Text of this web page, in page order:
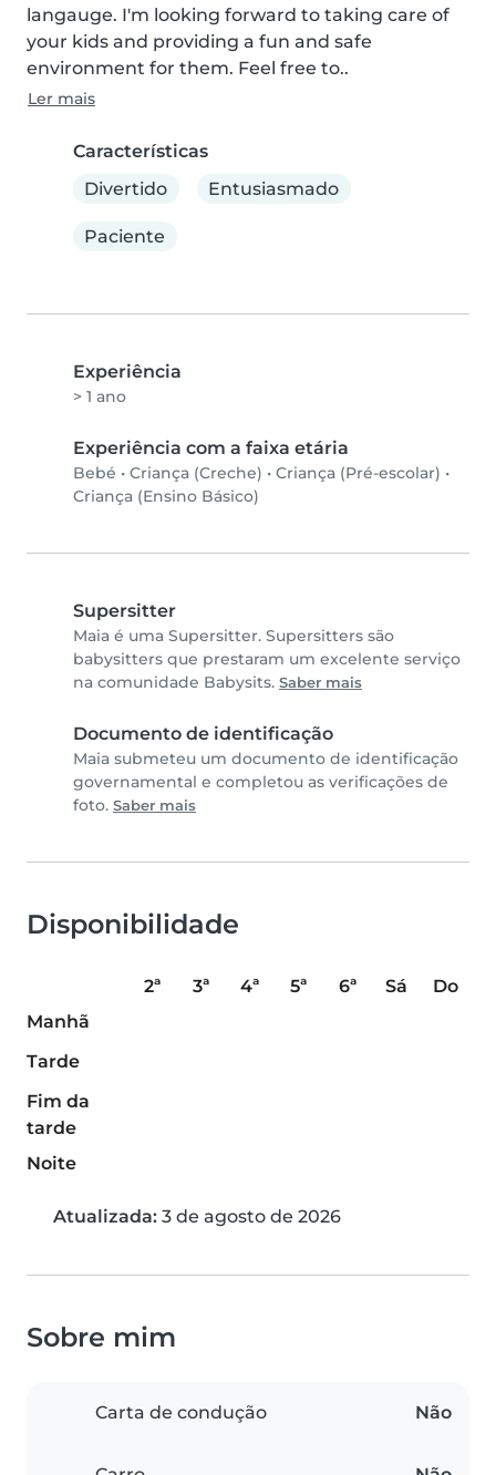
langauge. I'm looking forward to taking care of
your kids and providing a fun and safe
environment for them. Feel free to..
Ler mais
Características
Divertido
Entusiasmado
Paciente
Experiência
> 1 ano
Experiência com a faixa etária
Bebé • Criança (Creche) • Criança (Pré-escolar) •
Criança (Ensino Básico)
Supersitter
Maia é uma Supersitter. Supersitters são
babysitters que prestaram um excelente serviço
na comunidade Babysits. Saber mais
Documento de identificação
Maia submeteu um documento de identificação
governamental e completou as verificações de
foto. Saber mais
Disponibilidade
2ª 3ª 4ª 5ª 6ª Sá
Do
Manhã
Tarde
Fim da
tarde
Noite
Atualizada: 3 de agosto de 2026
Sobre mim
Carta de condução Não